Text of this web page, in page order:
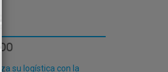
su logística con la